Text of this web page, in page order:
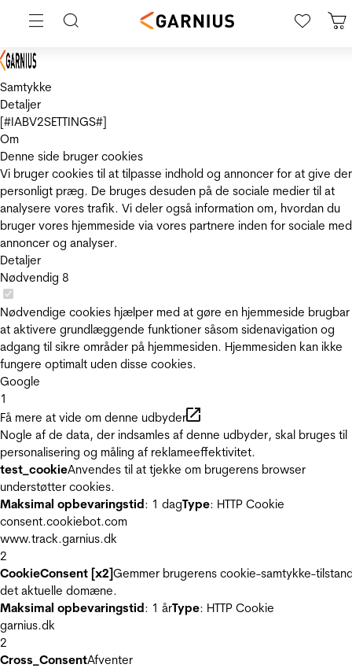
Samtykke
Detaljer
[#IABV2SETTINGS#]
Om
Denne side bruger cookies
Vi bruger cookies til at tilpasse indhold og annoncer for at give
personligt præg. De bruges desuden på de sociale medier til at
analysere vores trafik. Vi deler også information om, hvordan du
bruger vores hjemmeside via vores partnere inden for sociale
annoncer og analyser.
Detaljer
Nødvendig 8
Nødvendige cookies hjælper med at gøre en hjemmeside
at aktivere grundlæggende funktioner såsom sidenavigation og
adgang til sikre områder på hjemmesiden. Hjemmesiden kan ikke
fungere optimalt uden disse cookies.
Google
1
Få mere at vide om denne udbyder
Nogle af de data, der indsamles af denne udbyder, skal bruges til
personalisering og måling af reklameeffektivitet.
test_cookieAnvendes til at tjekke om brugerens browser
understøtter cookies.
Maksimal opbevaringstid: 1 dagType: HTTP Cookie
consent.cookiebot.com
www.track.garnius.dk
2
CookieConsent [x2]Gemmer brugerens cookie-samtykke-
det aktuelle domæne.
Maksimal opbevaringstid: 1 årType: HTTP Cookie
garnius.dk
2
Cross_ConsentAfventer